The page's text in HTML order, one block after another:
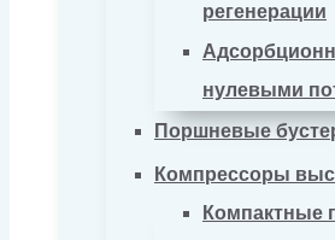
регенерации
нулевыми
Поршневые
Компрессоры
Компактные